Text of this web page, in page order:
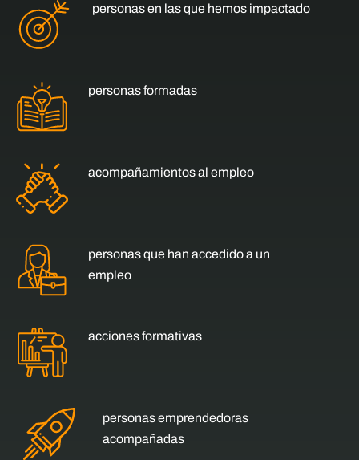
personas en las que hemos impactado
personas formadas
acompañamientos al empleo
personas que han accedido a un
empleo
acciones formativas
personas emprendedoras
acompañadas